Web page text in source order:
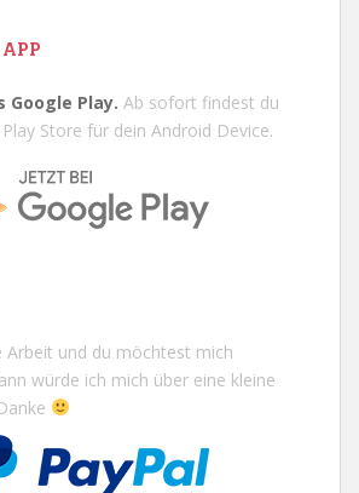
Google Play. Ab sofort findest du
Store für dein Android Device.
Arbeit und du möchtest mich
würde ich mich über eine kleine